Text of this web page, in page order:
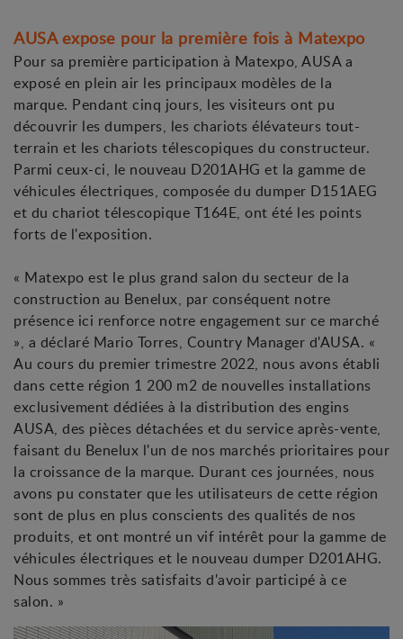
AUSA expose pour la première fois à Matexpo
Pour sa première participation à Matexpo, AUSA a
exposé en plein air les principaux modèles de la
marque. Pendant cinq jours, les visiteurs ont pu
découvrir les dumpers, les chariots élévateurs tout-
terrain et les chariots télescopiques du constructeur.
Parmi ceux-ci, le nouveau D201AHG et la gamme de
véhicules électriques, composée du dumper D151AEG
et du chariot télescopique T164E, ont été les points
forts de l'exposition.
« Matexpo est le plus grand salon du secteur de la
construction au Benelux, par conséquent notre
présence ici renforce notre engagement sur ce marché
», a déclaré Mario Torres, Country Manager d'AUSA. «
Au cours du premier trimestre 2022, nous avons établi
dans cette région 1 200 m2 de nouvelles installations
exclusivement dédiées à la distribution des engins
AUSA, des pièces détachées et du service après-vente,
faisant du Benelux l'un de nos marchés prioritaires pour
la croissance de la marque. Durant ces journées, nous
avons pu constater que les utilisateurs de cette région
sont de plus en plus conscients des qualités de nos
produits, et ont montré un vif intérêt pour la gamme de
véhicules électriques et le nouveau dumper D201AHG.
Nous sommes très satisfaits d'avoir participé à ce
salon. »